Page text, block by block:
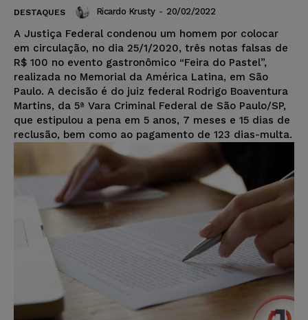
DESTAQUES Ricardo Krusty - 20/02/2022
A Justiça Federal condenou um homem por colocar
em circulação, no dia 25/1/2020, três notas falsas de
R$ 100 no evento gastronômico “Feira do Pastel”,
realizada no Memorial da América Latina, em São
Paulo. A decisão é do juiz federal Rodrigo Boaventura
Martins, da 5ª Vara Criminal Federal de São Paulo/SP,
que estipulou a pena em 5 anos, 7 meses e 15 dias de
reclusão, bem como ao pagamento de 123 dias-multa.